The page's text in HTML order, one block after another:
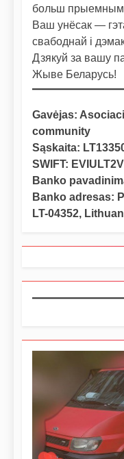
больш
Ваш унёсак —
свабоднай і
Дзякуй за вашу
Жыве Беларусь!
Gavėjas:
community
Sąskaita:
SWIFT:
Banko
Banko adresas:
LT-04352,